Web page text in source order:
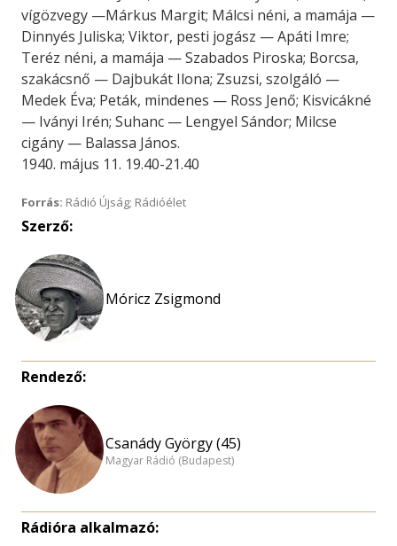
vígözvegy —Márkus Margit; Málcsi néni, a mamája —
Dinnyés Juliska; Viktor, pesti jogász — Apáti Imre;
Teréz néni, a mamája — Szabados Piroska; Borcsa,
szakácsnő — Dajbukát Ilona; Zsuzsi, szolgáló —
Medek Éva; Peták, mindenes — Ross Jenő; Kisvicákné
— Iványi Irén; Suhanc — Lengyel Sándor; Milcse
cigány — Balassa János.
1940. május 11. 19.40-21.40
Forrás: Rádió Újság; Rádióélet
Szerző:
Móricz Zsigmond
Rendező:
Csanády György (45)
Magyar Rádió (Budapest)
Rádióra alkalmazó: